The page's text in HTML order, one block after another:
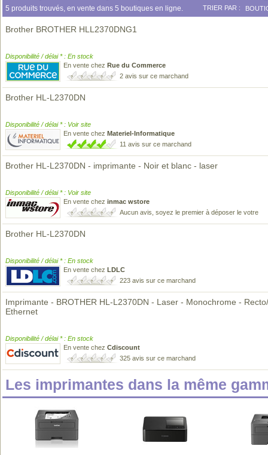
5 produits trouvés, en vente dans 5 boutiques en ligne. TRIER PAR :
Brother BROTHER HLL2370DNG1
Disponibilité / délai * : En stock
En vente chez Rue du Commerce
2 avis sur ce marchand
Brother HL-L2370DN
Disponibilité / délai * : Voir site
En vente chez Materiel-Informatique
11 avis sur ce marchand
Brother HL-L2370DN - imprimante - Noir et blanc - laser
Disponibilité / délai * : Voir site
En vente chez inmac wstore
Aucun avis, soyez le premier à déposer le votre
Brother HL-L2370DN
Disponibilité / délai * : En stock
En vente chez LDLC
223 avis sur ce marchand
Imprimante - BROTHER HL-L2370DN - Laser - Monochrome -
Ethernet
Disponibilité / délai * : En stock
En vente chez Cdiscount
325 avis sur ce marchand
Les imprimantes dans la même